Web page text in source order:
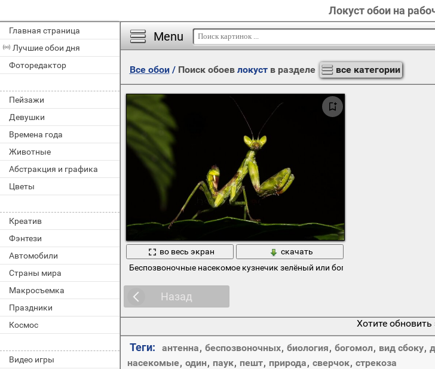
Локуст обои на
Главная страница
Лучшие обои дня
Фоторедактор
Пейзажи
Девушки
Времена года
Животные
Абстракция и графика
Цветы
Креатив
Фэнтези
Автомобили
Страны мира
Макросъемка
Праздники
Космос
Видео игры
Menu
Все обои/ Поиск обоев локуств разделе все категории
во весь экран
скачать
Беспозвоночные насекомое кузнечик зелёный или богомол
Назад
Хотите
Теги: антенна, беспозвоночных, биология, богомол, вид сбоку,
насекомые, один, паук, пешт, природа, сверчок, стрекоза